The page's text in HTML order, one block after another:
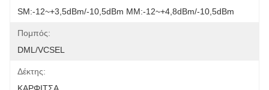
SM:-12~+3,5dBm/-10,5dBm MM:-12~+4,8dBm/-10,5dBm
Πομπός:
DML/VCSEL
Δέκτης: